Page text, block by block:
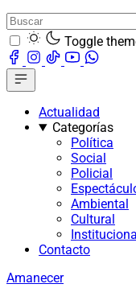
Toggle
Actualidad
Categorías
Política
Social
Policial
Ambiental
Cultural
Contacto
Amanecer